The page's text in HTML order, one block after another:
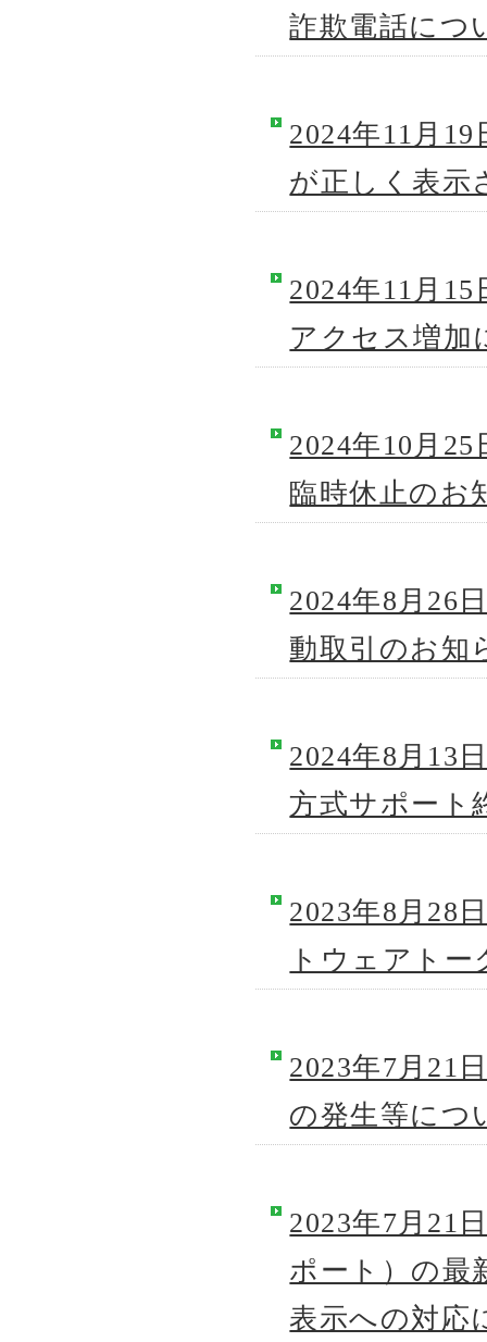
詐欺電話につ
2024年11月
が正しく表示
2024年11月
アクセス増加
2024年10月
臨時休止のお
2024年8月26
動取引のお知
2024年8月13
方式サポート
2023年8月28
トウェアト
2023年7月21
の発生等につ
2023年7月21
ポート）の最
表示への対応